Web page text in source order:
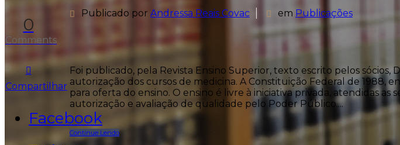
0
Comments
Compartilhar
Facebook
Publicado por Andressa Reais Covac em Publicações
Foi publicado, pela Revista Ensino Superior, texto escrito pelos sócios,
autorização dos cursos de medicina. A Constituição Federal de 1988,
para oferta do ensino. O ensino é livre à iniciativa privada, atendidas
autorização e avaliação de qualidade pelo Poder Público....
Continue Lendo